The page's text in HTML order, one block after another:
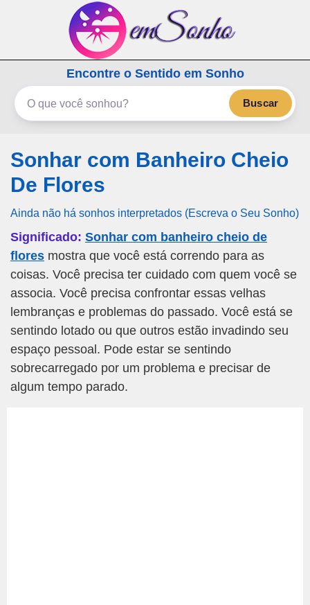
emSonho.com
Os sonhos significam mais
Encontre o Sentido em Sonho
Buscar
Sonhar com Banheiro Cheio
De Flores
Ainda não há sonhos interpretados (Escreva o Seu Sonho)
Significado: Sonhar com banheiro cheio de
flores mostra que você está correndo para as
coisas. Você precisa ter cuidado com quem você se
associa. Você precisa confrontar essas velhas
lembranças e problemas do passado. Você está se
sentindo lotado ou que outros estão invadindo seu
espaço pessoal. Pode estar se sentindo
sobrecarregado por um problema e precisar de
algum tempo parado.